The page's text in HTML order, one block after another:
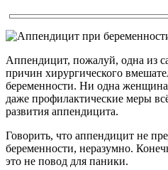
Аппендицит, пожалуй, одна из
причин хирургического
беременности. Ни одна женщина
даже профилактические меры
развития аппендицита.
Говорить, что аппендицит не
беременности, неразумно.
это не повод для паники.